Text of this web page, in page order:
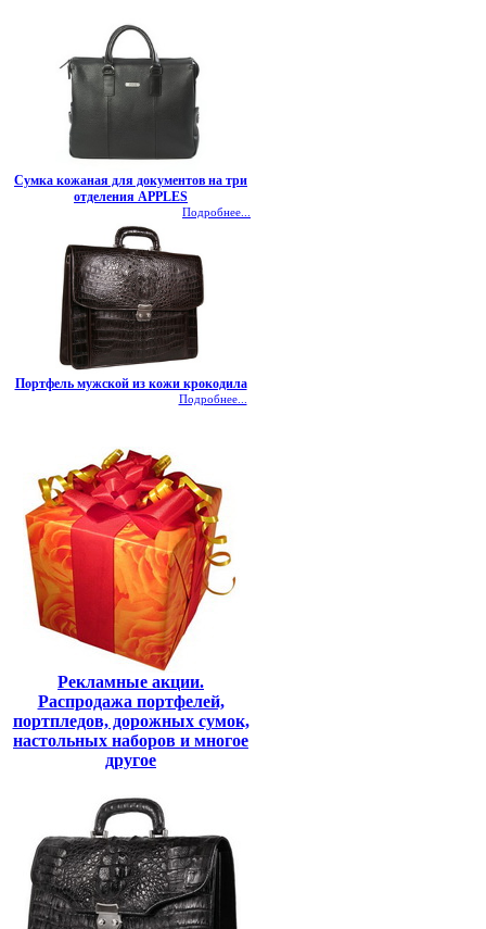
Сумка кожаная для документов на три
отделения APPLES
Подробнее...
Портфель мужской из кожи крокодила
Подробнее...
Рекламные акции.
Распродажа портфелей,
портпледов, дорожных сумок,
настольных наборов и многое
другое